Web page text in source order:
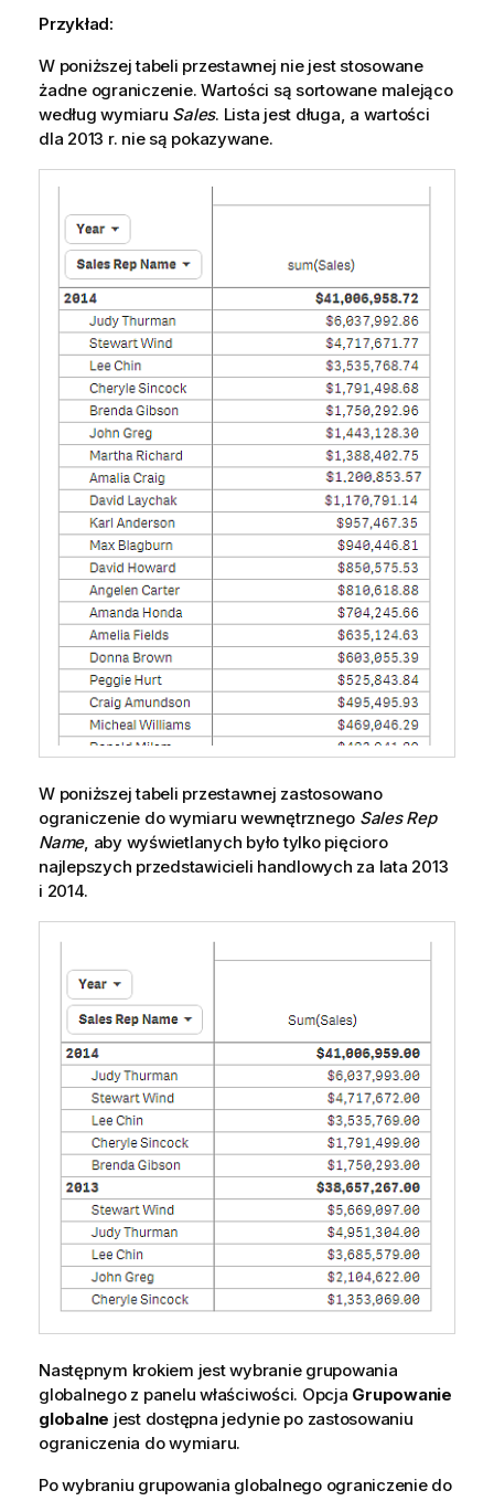
Przykład:
W poniższej tabeli przestawnej nie jest stosowane
żadne ograniczenie. Wartości są sortowane malejąco
według wymiaru Sales. Lista jest długa, a wartości
dla 2013 r. nie są pokazywane.
W poniższej tabeli przestawnej zastosowano
ograniczenie do wymiaru wewnętrznego Sales Rep
Name, aby wyświetlanych było tylko pięcioro
najlepszych przedstawicieli handlowych za lata 2013
i 2014.
Następnym krokiem jest wybranie grupowania
globalnego z panelu właściwości. Opcja Grupowanie
globalne jest dostępna jedynie po zastosowaniu
ograniczenia do wymiaru.
Po wybraniu grupowania globalnego ograniczenie do